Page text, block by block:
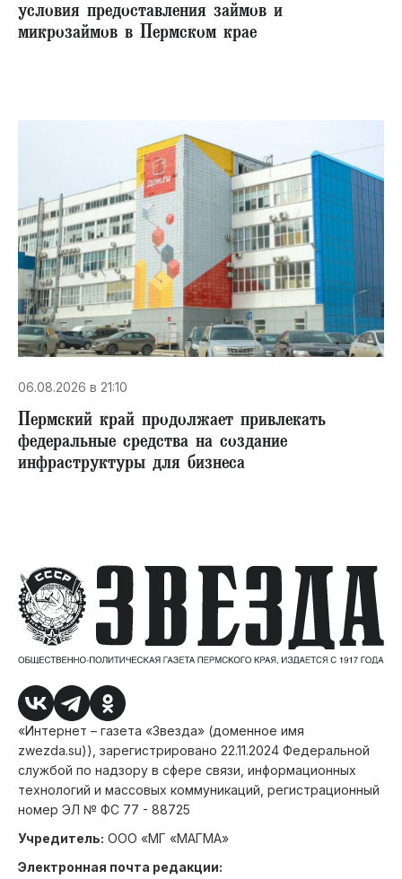
условия предоставления займов и
микрозаймов в Пермском крае
06.08.2026 в 21:10
Пермский край продолжает привлекать
федеральные средства на создание
инфраструктуры для бизнеса
«Интернет – газета «Звезда» (доменное имя
zwezda.su)), зарегистрировано 22.11.2024 Федеральной
службой по надзору в сфере связи, информационных
технологий и массовых коммуникаций, регистрационный
номер ЭЛ № ФС 77 - 88725
Учредитель: ООО «МГ «МАГМА»
Электронная почта редакции: